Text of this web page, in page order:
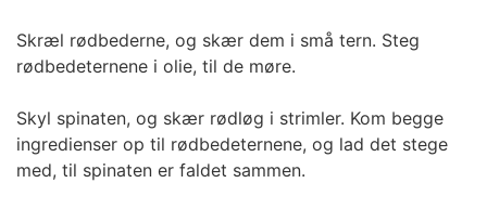
Skræl rødbederne, og skær dem i små tern. Steg
rødbedeternene i olie, til de møre.
Skyl spinaten, og skær rødløg i strimler. Kom begge
ingredienser op til rødbedeternene, og lad det stege
med, til spinaten er faldet sammen.